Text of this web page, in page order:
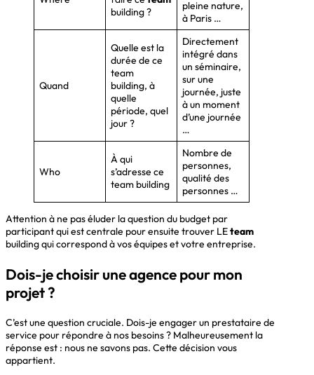
building ?
pleine nature,
à Paris …
Quand
Quelle est la
durée de ce
team
building, à
quelle
période, quel
jour ?
Directement
intégré dans
un séminaire,
sur une
journée, juste
à un moment
d’une journée
…
Who
À qui
s’adresse ce
team building
Nombre de
personnes,
qualité des
personnes …
Attention à ne pas éluder la question du budget par
participant qui est centrale pour ensuite trouver LEteam
building qui correspond à vos équipes et votre entreprise.
Dois-je choisir une agence pour mon
projet ?
C’est une question cruciale. Dois-je engager un prestataire de
service pour répondre à nos besoins ? Malheureusement la
réponse est : nous ne savons pas. Cette décision vous
appartient.